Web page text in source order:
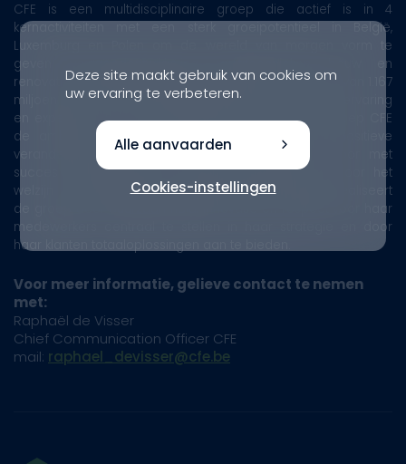
CFE is een multidisciplinaire groep die actief is in 4
kernactiviteiten met een sterk groeipotentieel in België,
Luxemburg en Polen om de wereld van morgen vorm te
geven: vastgoedontwikkeling, multitechnieken, bouw en
renovatie en duurzame investeringen. Met een omzet van 1.167
miljoen, meer dan 3.000 werknemers en een lange ervaring
en expertise sinds de oprichting in 1880, heeft de groep CFE
de ambitie om de status quo uit te dagen en positieve
veranderingen teweeg te brengen. Ze gaat hiervoor met
succes ecologische en sociale uitdagingen aan voor het
welzijn van toekomstige generaties. Deze ambitie realiseert
de groep door duurzaamheid, innovatie en respect voor haar
medewerkers centraal te stellen in haar strategie en door
haar klanten totaaloplossingen aan te bieden.
Voor meer informatie, gelieve contact te nemen
met:
Raphaël de Visser
Chief Communication Officer CFE
mail: raphael_devisser@cfe.be
Deze site maakt gebruik van cookies om
uw ervaring te verbeteren.
Alle aanvaarden
Cookies-instellingen